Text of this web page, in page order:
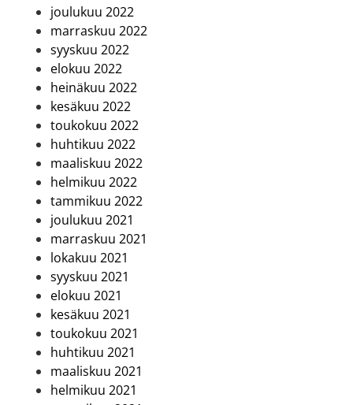
joulukuu 2022
marraskuu 2022
syyskuu 2022
elokuu 2022
heinäkuu 2022
kesäkuu 2022
toukokuu 2022
huhtikuu 2022
maaliskuu 2022
helmikuu 2022
tammikuu 2022
joulukuu 2021
marraskuu 2021
lokakuu 2021
syyskuu 2021
elokuu 2021
kesäkuu 2021
toukokuu 2021
huhtikuu 2021
maaliskuu 2021
helmikuu 2021